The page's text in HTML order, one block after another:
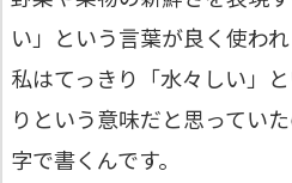
い」という言葉が良く使われ
私はてっきり「水々しい」
りという意味だと思ってい
字で書くんです。